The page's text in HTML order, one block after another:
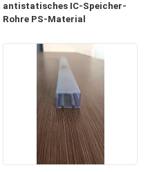
antistatisches IC-Speicher-
Rohre PS-Material